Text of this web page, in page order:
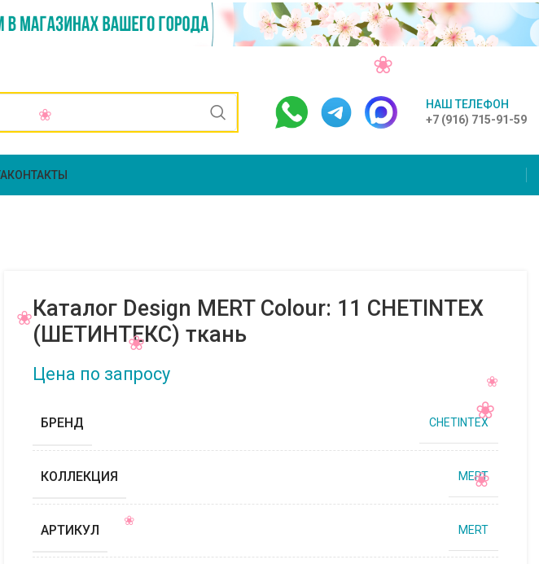
НАШ ТЕЛЕФОН
+7 (916) 715-91-59
КОНТАКТЫ
Каталог Design MERT Colour: 11 CHETINTEX
(ШЕТИНТЕКС) ткань
Цена по запросу
БРЕНД CHETINTEX
КОЛЛЕКЦИЯ MERT
АРТИКУЛ MERT